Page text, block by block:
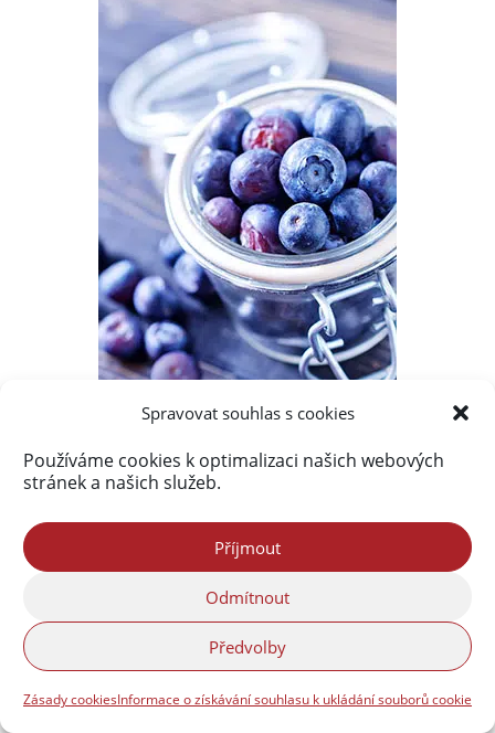
Spravovat souhlas s cookies
Používáme cookies k optimalizaci našich webových
stránek a našich služeb.
Příjmout
Odmítnout
Předvolby
Zásady cookiesInformace o získávání souhlasu k ukládání souborů cookie